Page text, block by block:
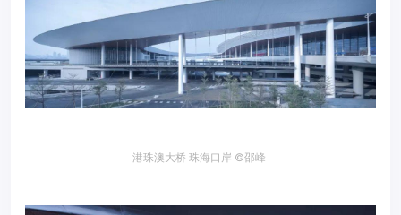
港珠澳大桥 珠海口岸 ©邵峰